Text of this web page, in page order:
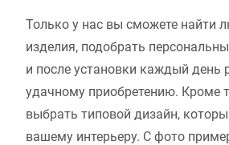
Только у нас вы сможете найти
изделия, подобрать
и после установки каждый день
удачному приобретению. Кроме
выбрать типовой дизайн,
вашему интерьеру. С фото